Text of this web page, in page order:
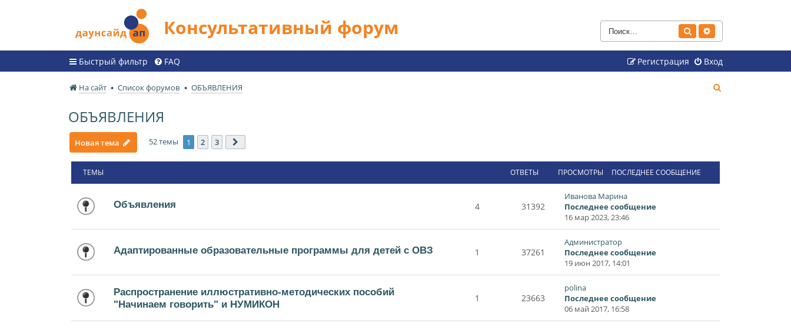
Консультативный форум Поиск
Быстрый фильтр FAQ Вход
Регистрация
На сайт Список форумов ОБЪЯВЛЕНИЯ
ОБЪЯВЛЕНИЯ
Новая тема 52 темы 1 2 3
ТЕМЫ ОТВЕТЫ ПРОСМОТРЫ ПОСЛЕДНЕЕ СООБЩЕНИЕ
Объявления 4 31392
Иванова Марина
Последнее сообщение
16 мар 2023, 23:46
Адаптированные образовательные программы для детей с ОВЗ 1 37261
Администратор
Последнее сообщение
19 июн 2017, 14:01
Распространение иллюстративно-методических пособий
"Начинаем говорить" и НУМИКОН
1 23663
polina
Последнее сообщение
06 май 2017, 16:58